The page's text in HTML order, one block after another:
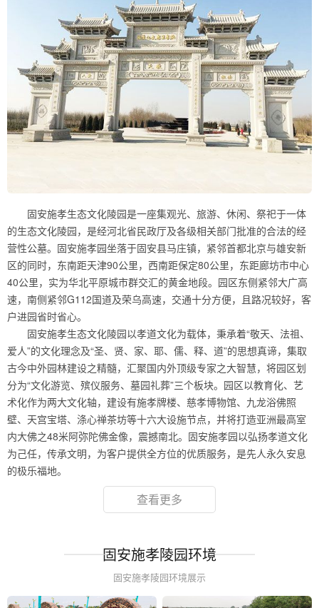
固安施孝生态文化陵园是一座集观光、旅游、休闲、祭祀于一体
的生态文化陵园，是经河北省民政厅及各级相关部门批准的合法的经
营性公墓。固安施孝园坐落于固安县马庄镇，紧邻首都北京与雄安新
区的同时，东南距天津90公里，西南距保定80公里，东距廊坊市中心
40公里，实为华北平原城市群交汇的黄金地段。园区东侧紧邻大广高
速，南侧紧邻G112国道及荣乌高速，交通十分方便，且路况较好，客
户进园省时省心。
固安施孝生态文化陵园以孝道文化为载体，秉承着“敬天、法祖、
爱人”的文化理念及“圣、贤、家、耶、儒、释、道”的思想真谛，集取
古今中外园林建设之精髓，汇聚国内外顶级专家之大智慧，将园区划
分为“文化游览、殡仪服务、墓园礼葬”三个板块。园区以教育化、艺
术化作为两大文化轴，建设有施孝牌楼、慈孝博物馆、九龙浴佛照
壁、天宫宝塔、涤心禅茶坊等十六大设施节点，并将打造亚洲最高室
内大佛之48米阿弥陀佛金像，震撼南北。固安施孝园以弘扬孝道文化
为己任，传承文明，为客户提供全方位的优质服务，是先人永久安息
的极乐福地。
查看更多
固安施孝陵园环境
固安施孝陵园环境展示